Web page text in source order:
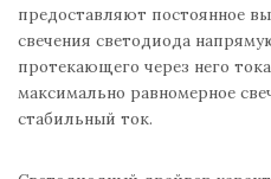
предоставляют постоянное
свечения светодиода
протекающего через него
максимально равномерное
стабильный ток.